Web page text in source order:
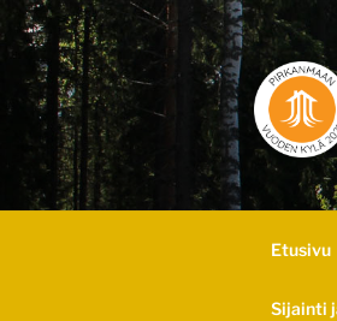
Skip
to
content
Etusivu
Sijainti